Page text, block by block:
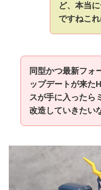
ど、本当
ですねこ
同型かつ最新フォ
ップデートが来た
スが手に入ったら
改造していきたい